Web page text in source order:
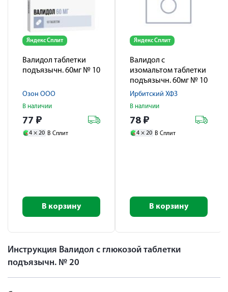
Яндекс Сплит
Валидол таблетки
подъязычн. 60мг № 10
Озон ООО
В наличии
77 ₽
4 × 20 В Сплит
В корзину
Яндекс Сплит
Валидол с
изомальтом таблетки
подъязычн. 60мг № 10
Ирбитский ХФЗ
В наличии
78 ₽
4 × 20 В Сплит
В корзину
Инструкция Валидол с глюкозой таблетки
подъязычн. № 20